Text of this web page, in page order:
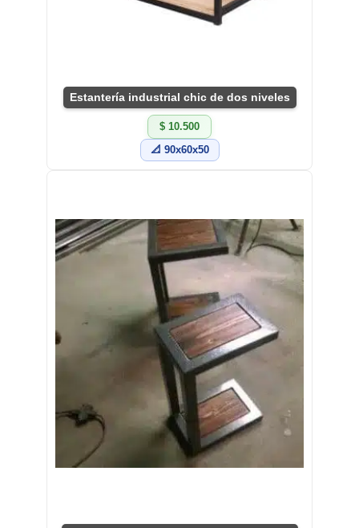
Estantería industrial chic de dos niveles
$ 10.500
📐 90x60x50